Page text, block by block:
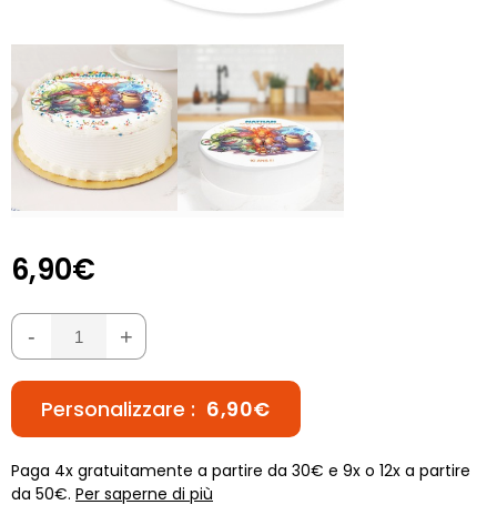
6,90€
- +
Personalizzare : 6,90€
Paga 4x gratuitamente a partire da 30€ e 9x o 12x a partire
da 50€. Per saperne di più